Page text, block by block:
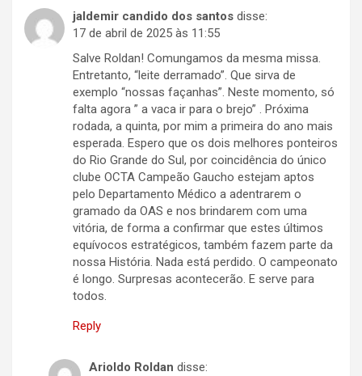
jaldemir candido dos santos disse:
17 de abril de 2025 às 11:55
Salve Roldan! Comungamos da mesma missa.
Entretanto, “leite derramado”. Que sirva de
exemplo “nossas façanhas”. Neste momento, só
falta agora ” a vaca ir para o brejo” . Próxima
rodada, a quinta, por mim a primeira do ano mais
esperada. Espero que os dois melhores ponteiros
do Rio Grande do Sul, por coincidência do único
clube OCTA Campeão Gaucho estejam aptos
pelo Departamento Médico a adentrarem o
gramado da OAS e nos brindarem com uma
vitória, de forma a confirmar que estes últimos
equívocos estratégicos, também fazem parte da
nossa História. Nada está perdido. O campeonato
é longo. Surpresas acontecerão. E serve para
todos.
Reply
Arioldo Roldan disse: